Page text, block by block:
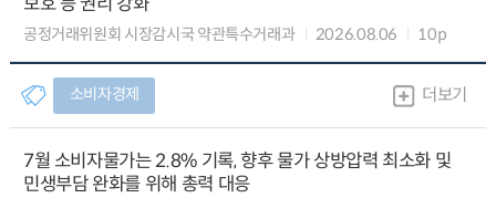
공정거래위원회 시장감시국 약관특수거래과 2026.08.06 10p
소비자경제 더보기
7월 소비자물가는 2.8% 기록, 향후 물가 상방압력 최소화 및
민생부담 완화를 위해 총력 대응